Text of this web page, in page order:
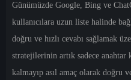
Günümüzde Google, Bing ve
kullanıcılara uzun liste halinde
doğru ve hızlı cevabı sağlamak
stratejilerinin artık sadece
kalmayıp asıl amaç olarak doğru